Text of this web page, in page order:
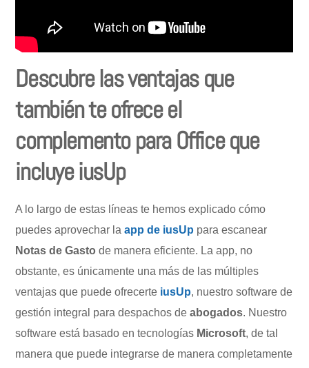
Descubre las ventajas que
también te ofrece el
complemento para Office que
incluye iusUp
A lo largo de estas líneas te hemos explicado cómo
puedes aprovechar laapp de iusUp para escanear
Notas de Gasto de manera eficiente. La app, no
obstante, es únicamente una más de las múltiples
ventajas que puede ofrecerte iusUp, nuestro software de
gestión integral para despachos deabogados. Nuestro
software está basado en tecnologías Microsoft, de tal
manera que puede integrarse de manera completamente